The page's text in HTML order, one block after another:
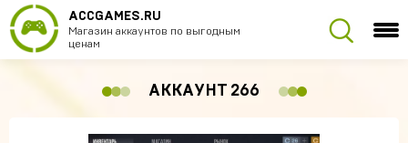
ACCGAMES.RU
Магазин аккаунтов по выгодным
ценам
АККАУНТ 266